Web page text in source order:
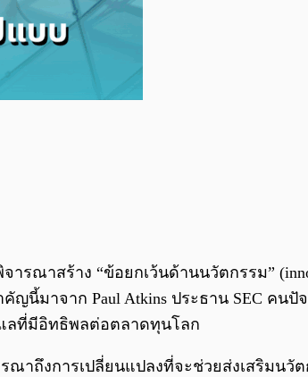
ณาสร้าง “ข้อยกเว้นด้านนวัตกรรม”
คัญนี้มาจาก Paul Atkins ประธาน SEC ค
ลที่มีอิทธิพลต่อตลาดทุนโลก
ณาถึงการเปลี่ยนแปลงที่จะช่วยส่งเสริมนวั